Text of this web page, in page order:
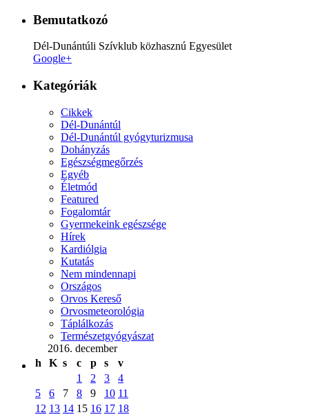
Bemutatkozó
Dél-Dunántúli Szívklub közhasznú Egyesület
Google+
Kategóriák
Cikkek
Dél-Dunántúl
Dél-Dunántúl gyógyturizmusa
Dohányzás
Egészségmegőrzés
Egyéb
Életmód
Featured
Fogalomtár
Gyermekeink egészsége
Hírek
Kardiólgia
Kutatás
Nem mindennapi
Országos
Orvos Kereső
Orvosmeteorológia
Táplálkozás
Természetgyógyászat
2016. december
h
K s c p s
v
1
2 3
4
5
6 7 8 9 10 11
12 13 14 15 16 17 18